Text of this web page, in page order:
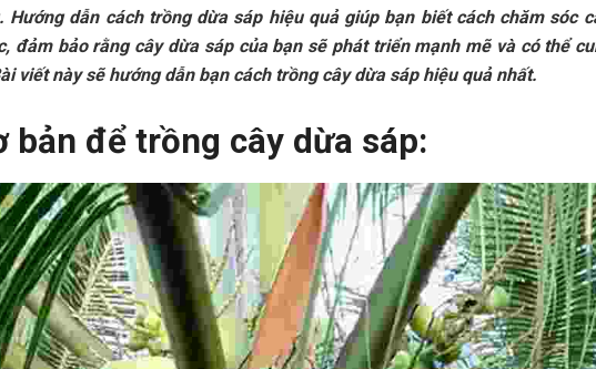
Hướng dẫn cách trồng dừa sáp hiệu quả giúp bạn biết cách chăm sóc
đảm bảo rằng cây dừa sáp của bạn sẽ phát triển mạnh mẽ và có thể
viết này sẽ hướng dẫn bạn cách trồng cây dừa sáp hiệu quả nhất.
bản để trồng cây dừa sáp: